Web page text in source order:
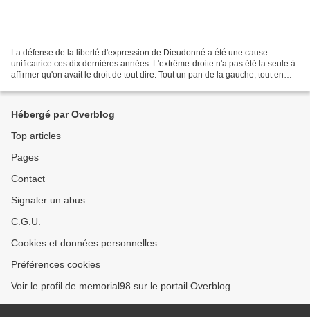
La défense de la liberté d'expression de Dieudonné a été une cause
unificatrice ces dix dernières années. L'extrême-droite n'a pas été la seule à
affirmer qu'on avait le droit de tout dire. Tout un pan de la gauche, tout en
Hébergé par Overblog
Top articles
Pages
Contact
Signaler un abus
C.G.U.
Cookies et données personnelles
Préférences cookies
Voir le profil de memorial98 sur le portail Overblog